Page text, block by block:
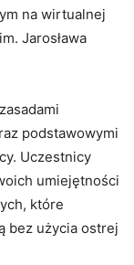
na wirtualnej
Jarosława
podstawowymi
Uczestnicy
umiejętności
które
bez użycia ostrej